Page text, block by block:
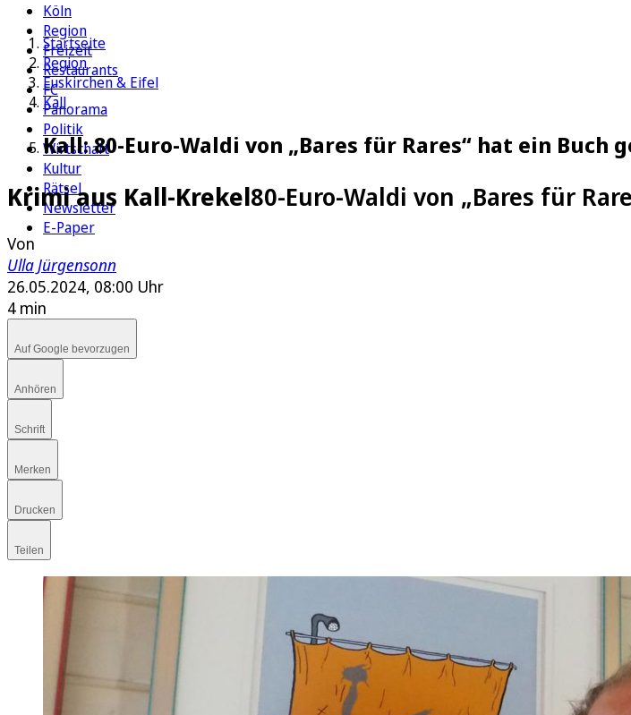
Köln
Region
Freizeit
Restaurants
FC
Panorama
Politik
Wirtschaft
Kultur
Rätsel
Newsletter
E-Paper
Startseite
Region
Euskirchen & Eifel
Kall
Kall: 80-Euro-Waldi von „Bares für Rares“ hat ein Buch
Krimi aus Kall-Krekel80-Euro-Waldi von „Bares für
Von
Ulla Jürgensonn
26.05.2024, 08:00 Uhr
4 min
Auf Google bevorzugen
Anhören
Schrift
Merken
Drucken
Teilen